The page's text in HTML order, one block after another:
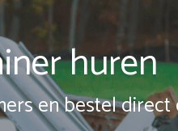
huren
en bestel direct